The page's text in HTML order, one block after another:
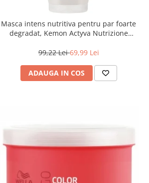
Masca intens nutritiva pentru par foarte
degradat, Kemon Actyva Nutrizione
99,22 Lei69,99 Lei
ADAUGA IN COS